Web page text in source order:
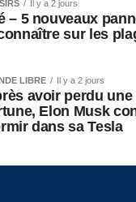
Il y a 2 jours
– 5 nouveaux
sur les
LIBRE Il y a 2 jours
avoir perdu une
Elon Musk
dans sa Tesla